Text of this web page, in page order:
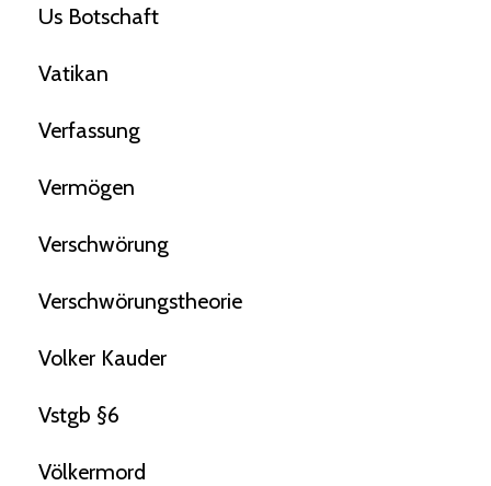
Us Botschaft
Vatikan
Verfassung
Vermögen
Verschwörung
Verschwörungstheorie
Volker Kauder
Vstgb §6
Völkermord